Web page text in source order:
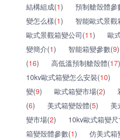
結構組成(1) 預制艙殼體參
變怎么樣(1) 智能歐式景觀
歐式景觀箱變公司(11) 歐
變簡介(1) 智能箱變參數(9)
(16) 高低溫預制艙殼體(17)
10kv歐式箱變怎么安裝(10)
變(9) 歐式箱變市場(2)
(6) 美式箱變殼體(5) 美
變市場(2) 10kv歐式箱變尺
箱變殼體參數(1) 仿美式箱